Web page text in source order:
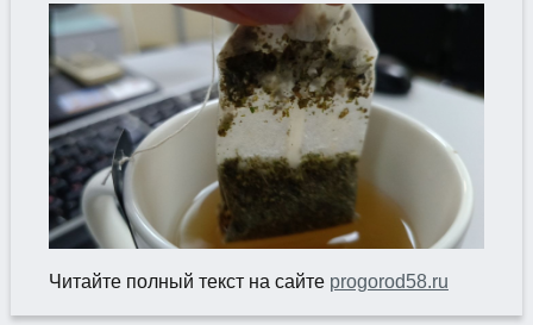
Читайте полный текст на сайте progorod58.ru